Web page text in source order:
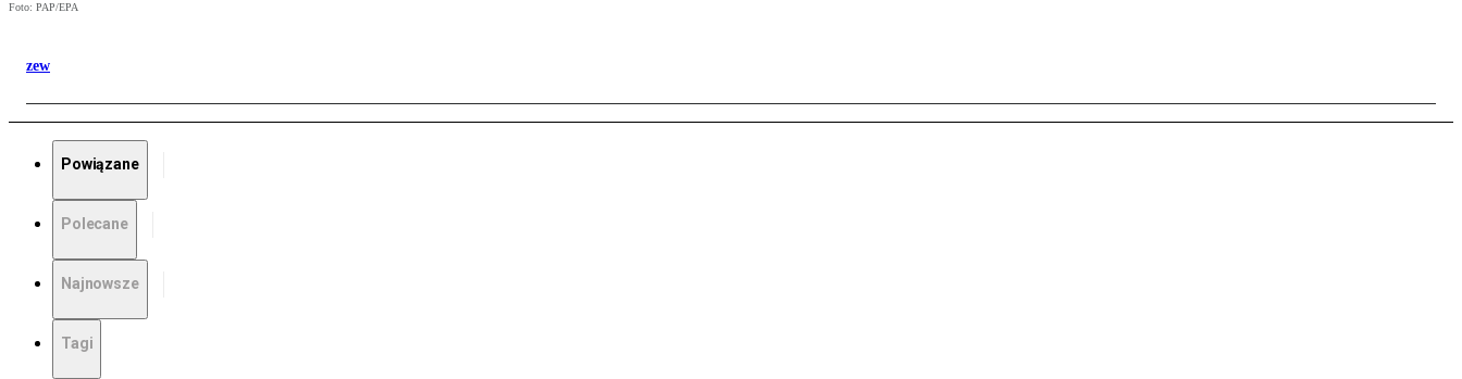
Foto: PAP/EPA
zew
Powiązane
Polecane
Najnowsze
Tagi